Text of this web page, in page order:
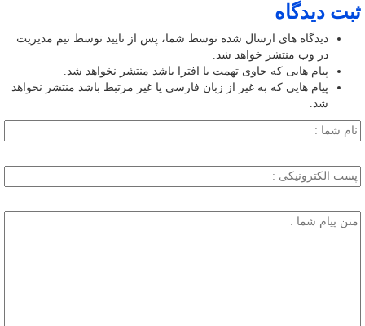
ثبت دیدگاه
دیدگاه های ارسال شده توسط شما، پس از تایید توسط تیم مدیریت
در وب منتشر خواهد شد.
پیام هایی که حاوی تهمت یا افترا باشد منتشر نخواهد شد.
پیام هایی که به غیر از زبان فارسی یا غیر مرتبط باشد منتشر نخواهد
شد.